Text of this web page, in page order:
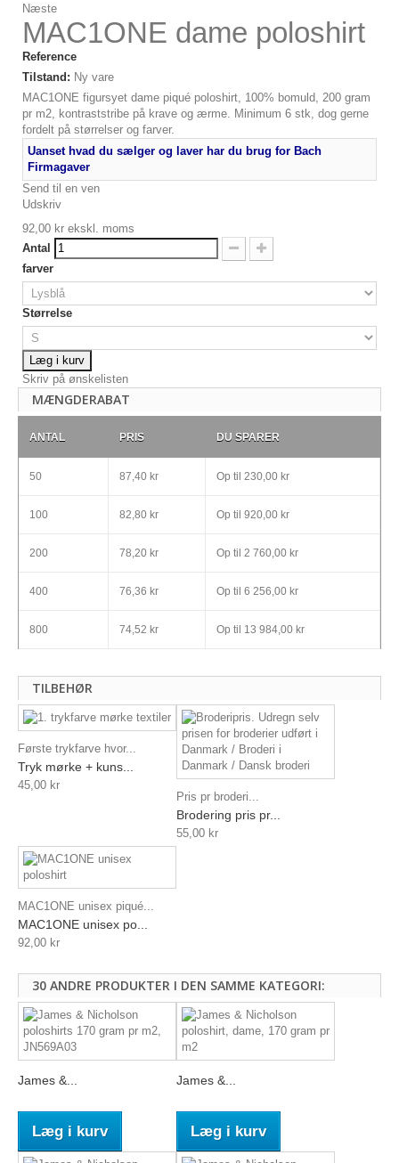
Næste
MAC1ONE dame poloshirt
Reference
Tilstand: Ny vare
MAC1ONE figursyet dame piqué poloshirt, 100% bomuld, 200 gram
pr m2, kontraststribe på krave og ærme. Minimum 6 stk, dog gerne
fordelt på størrelser og farver.
Uanset hvad du sælger og laver har du brug for Bach
Firmagaver
Send til en ven
Udskriv
92,00 kr ekskl. moms
Antal
farver
Størrelse
Læg i kurv
Skriv på ønskelisten
MÆNGDERABAT
ANTAL PRIS DU SPARER
50 87,40 kr Op til 230,00 kr
100 82,80 kr Op til 920,00 kr
200 78,20 kr Op til 2 760,00 kr
400 76,36 kr Op til 6 256,00 kr
800 74,52 kr Op til 13 984,00 kr
TILBEHØR
Første trykfarve hvor...
Tryk mørke + kuns...
45,00 kr
Pris pr broderi...
Brodering pris pr...
55,00 kr
MAC1ONE unisex piqué...
MAC1ONE unisex po...
92,00 kr
30 ANDRE PRODUKTER I DEN SAMME KATEGORI:
James &...
Læg i kurv
James &...
Læg i kurv